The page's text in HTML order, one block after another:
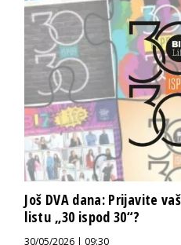
Još DVA dana: Prijavite
listu „30 ispod 30“?
30/05/2026 | 09:30